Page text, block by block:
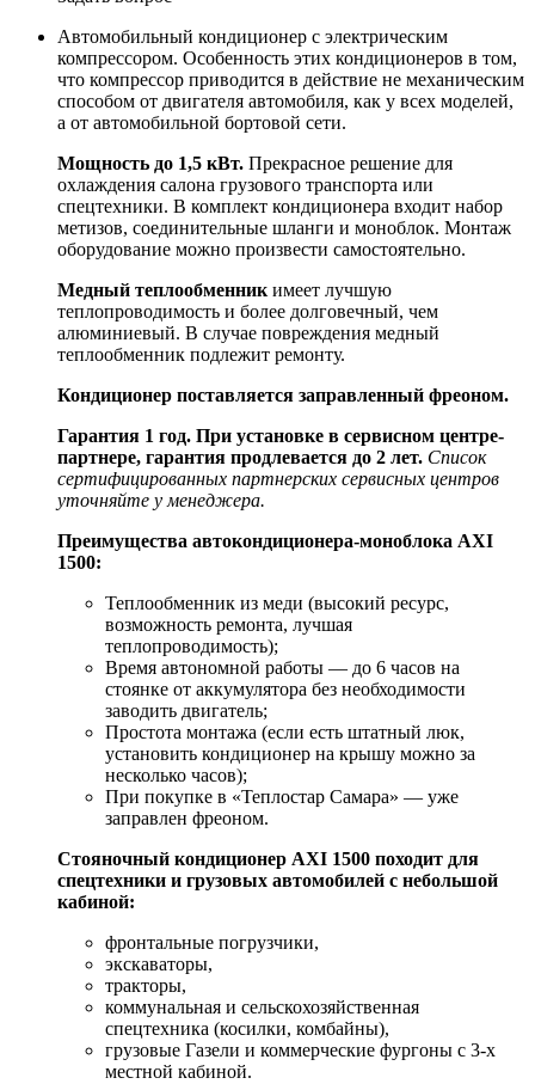
Автомобильный кондиционер с электрическим
компрессором. Особенность этих кондиционеров в том,
что компрессор приводится в действие не механическим
способом от двигателя автомобиля, как у всех моделей,
а от автомобильной бортовой сети.
Мощность до 1,5 кВт. Прекрасное решение для
охлаждения салона грузового транспорта или
спецтехники. В комплект кондиционера входит набор
метизов, соединительные шланги и моноблок. Монтаж
оборудование можно произвести самостоятельно.
Медный теплообменник имеет лучшую
теплопроводимость и более долговечный, чем
алюминиевый. В случае повреждения медный
теплообменник подлежит ремонту.
Кондиционер поставляется заправленный фреоном.
Гарантия 1 год. При установке в сервисном центре-
партнере, гарантия продлевается до 2 лет. Список
сертифицированных партнерских сервисных центров
уточняйте у менеджера.
Преимущества автокондиционера-моноблока AXI
1500:
Теплообменник из меди (высокий ресурс,
возможность ремонта, лучшая
теплопроводимость);
Время автономной работы — до 6 часов на
стоянке от аккумулятора без необходимости
заводить двигатель;
Простота монтажа (если есть штатный люк,
установить кондиционер на крышу можно за
несколько часов);
При покупке в «Теплостар Самара» — уже
заправлен фреоном.
Стояночный кондиционер AXI 1500 походит для
спецтехники и грузовых автомобилей с небольшой
кабиной:
фронтальные погрузчики,
экскаваторы,
тракторы,
коммунальная и сельскохозяйственная
спецтехника (косилки, комбайны),
грузовые Газели и коммерческие фургоны с 3-х
местной кабиной.